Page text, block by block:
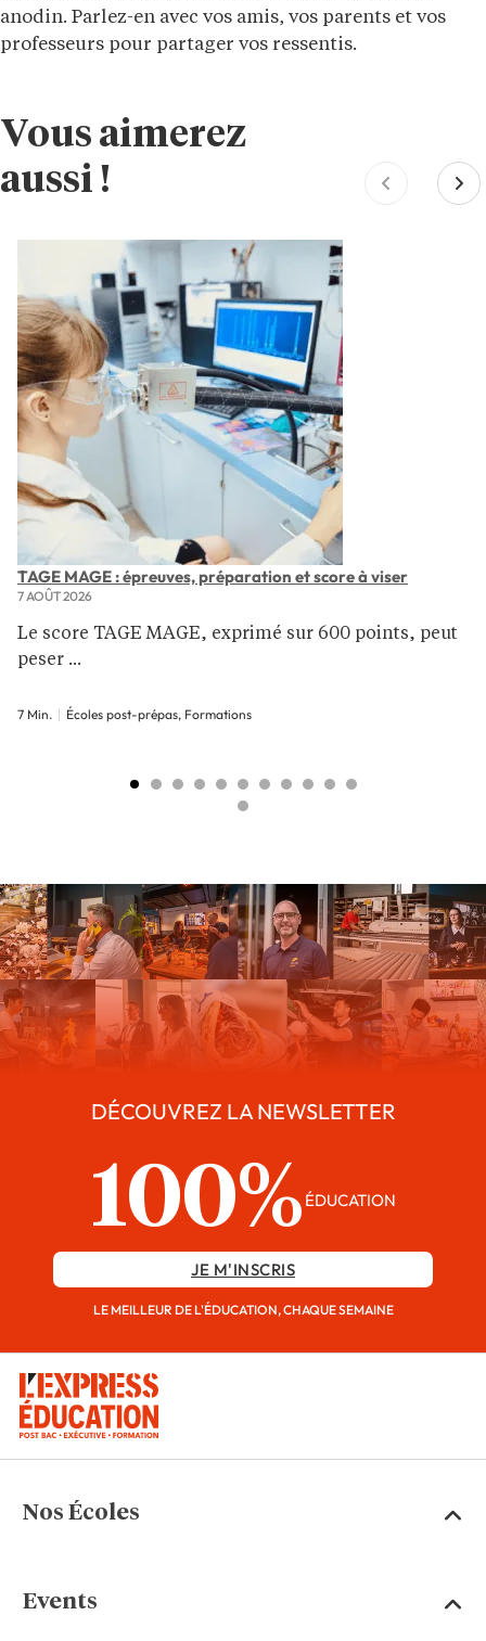
anodin. Parlez-en avec vos amis, vos parents et vos
professeurs pour partager vos ressentis.
Vous aimerez
aussi !
TAGE MAGE : épreuves, préparation et score à viser
7 AOÛT 2026
Le score TAGE MAGE, exprimé sur 600 points, peut
peser ...
7 Min. Écoles post-prépas, Formations
DÉCOUVREZ LA NEWSLETTER
100% ÉDUCATION
JE M'INSCRIS
LE MEILLEUR DE L'ÉDUCATION, CHAQUE SEMAINE
Nos Écoles
Events